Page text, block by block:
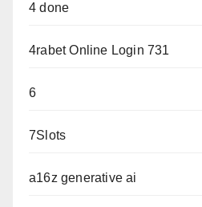
4 done
4rabet Online Login 731
6
7Slots
a16z generative ai